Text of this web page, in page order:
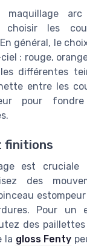
maquillage
choisir les
général, le
: rouge,
les différentes
entre les
pour
finitions
est
des
Pour un
des paillettes
la gloss Fenty